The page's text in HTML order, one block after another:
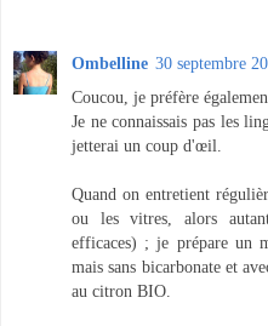
Ombelline 30 septembre
Coucou, je préfère
Je ne connaissais pas les
jetterai un coup d'œil.
Quand on entretient
ou les vitres, alors
efficaces) ; je prépare un
mais sans bicarbonate et
au citron BIO.